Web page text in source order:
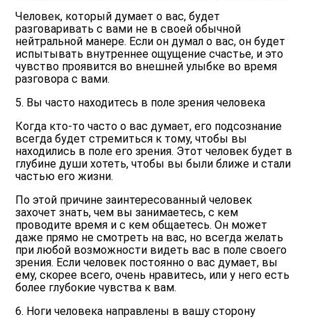
Человек, который думает о вас, будет
разговаривать с вами не в своей обычной
нейтральной манере. Если он думал о вас, он будет
испытывать внутреннее ощущение счастье, и это
чувство проявится во внешней улыбке во время
разговора с вами.
5. Вы часто находитесь в поле зрения человека
Когда кто-то часто о вас думает, его подсознание
всегда будет стремиться к тому, чтобы вы
находились в поле его зрения. Этот человек будет в
глубине души хотеть, чтобы вы были ближе и стали
частью его жизни.
По этой причине заинтересованный человек
захочет знать, чем вы занимаетесь, с кем
проводите время и с кем общаетесь. Он может
даже прямо не смотреть на вас, но всегда желать
при любой возможности видеть вас в поле своего
зрения. Если человек постоянно о вас думает, вы
ему, скорее всего, очень нравитесь, или у него есть
более глубокие чувства к вам.
6. Ноги человека направлены в вашу сторону